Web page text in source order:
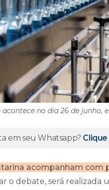
acontece no dia 26 de junho,
em seu Whatsapp?
acompanham com
o debate, será